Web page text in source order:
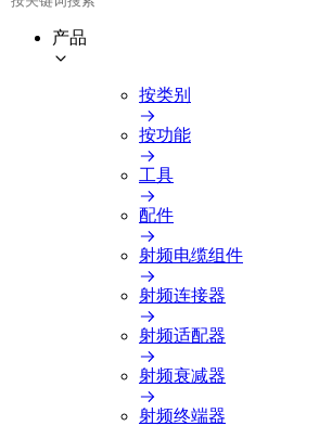
产品
按类别
按功能
工具
配件
射频电缆组件
射频连接器
射频适配器
射频衰减器
射频终端器